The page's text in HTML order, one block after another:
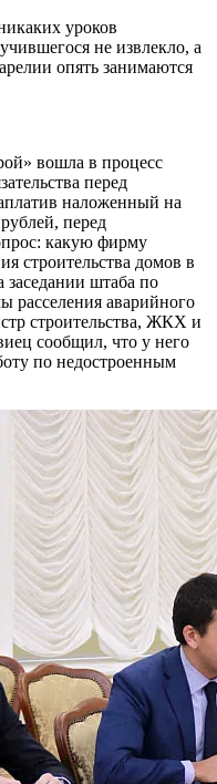
уроков
не извлекло, а
опять занимаются
вошла в процесс
перед
наложенный на
перед
какую фирму
строительства домов в
заседании штаба по
расселения аварийного
строительства, ЖКХ и
сообщил, что у него
по недостроенным